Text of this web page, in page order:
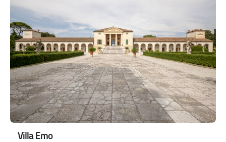
Villa Emo